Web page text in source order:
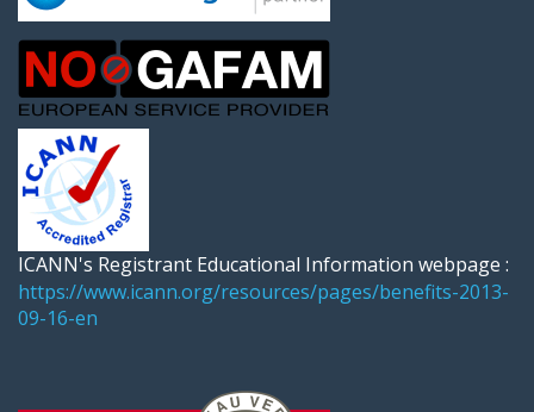
ICANN's Registrant Educational Information webpage :
https://www.icann.org/resources/pages/benefits-2013-
09-16-en